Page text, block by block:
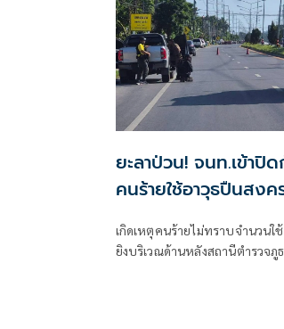
ยะลาป่วน! จนท.เข้าปิ
คนร้ายใช้อาวุธปืนสง
เกิดเหตุคนร้ายไม่ทราบจำนวนใ
ยิงบริเวณด้านหลังสถานีตำรวจภู